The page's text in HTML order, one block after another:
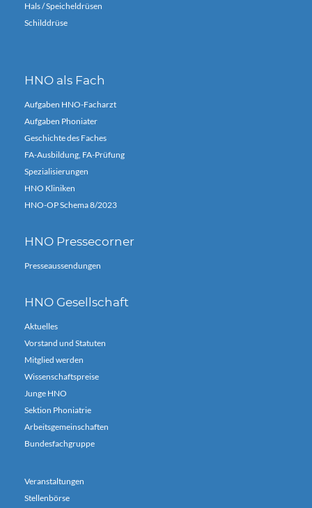
Hals / Speicheldrüsen
Schilddrüse
HNO als Fach
Aufgaben HNO-Facharzt
Aufgaben Phoniater
Geschichte des Faches
FA-Ausbildung, FA-Prüfung
Spezialisierungen
HNO Kliniken
HNO-OP Schema 8/2023
HNO Pressecorner
Presseaussendungen
HNO Gesellschaft
Aktuelles
Vorstand und Statuten
Mitglied werden
Wissenschaftspreise
Junge HNO
Sektion Phoniatrie
Arbeitsgemeinschaften
Bundesfachgruppe
Veranstaltungen
Stellenbörse